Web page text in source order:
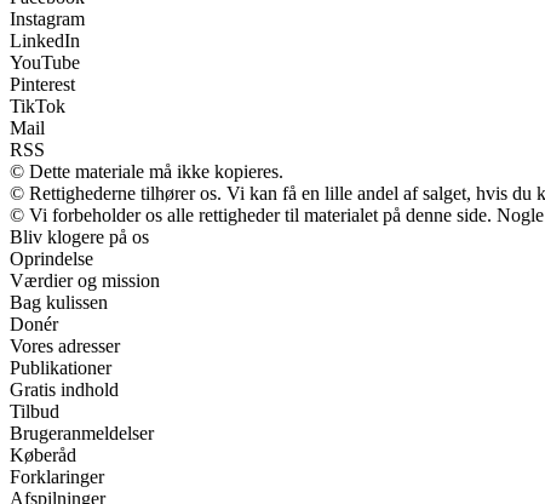
Instagram
LinkedIn
YouTube
Pinterest
TikTok
Mail
RSS
© Dette materiale må ikke kopieres.
© Rettighederne tilhører os. Vi kan få en lille andel af salget, hvis du
© Vi forbeholder os alle rettigheder til materialet på denne side.
Bliv klogere på os
Oprindelse
Værdier og mission
Bag kulissen
Donér
Vores adresser
Publikationer
Gratis indhold
Tilbud
Brugeranmeldelser
Køberåd
Forklaringer
Afspilninger